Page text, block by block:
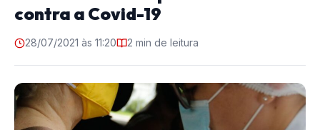
contra a Covid-19
28/07/2021 às 11:20 2 min de leitura